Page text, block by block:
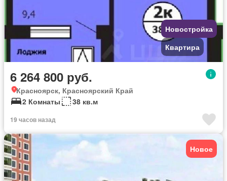
Новостройка
Квартира
6 264 800 руб.
Красноярск, Красноярский Край
2 Комнаты
38 кв.м
19 часов назад
Новое